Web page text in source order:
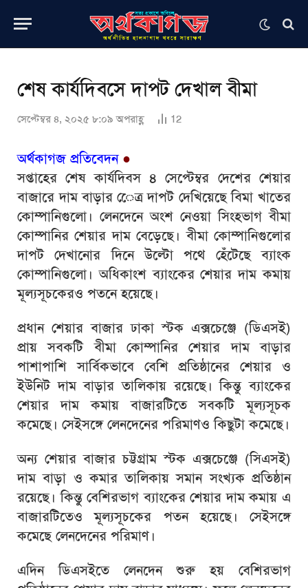
শেষ কার্যদিবসে দাপট দেখাল বীমা
সেপ্টেম্বর ৪, ২০২৫ ৮:০৯ অপরাহ্ণ 12
অর্থকাগজ প্রতিবেদন●
সপ্তাহের শেষ কার্যদিবস ৪ সেপ্টেম্বর দেশের শেয়ার
বাজারে দাম বাড়ার েেত্র দাপট দেখিয়েছে বিমা খাতের
কোম্পানিগুলো। লেনদেনে অংশ নেওয়া সিংহভাগ বীমা
কোম্পানির শেয়ার দাম বেড়েছে। বীমা কোম্পানিগুলোর
দাপট দেখানোর দিনে উল্টো পথে হেঁটেছে ব্যাংক
কোম্পানিগুলো। অধিকাংশ ব্যাংকের শেয়ার দাম কমায়
মূল্যসূচকেরও পতনে হয়েছে।
প্রধান শেয়ার বাজার ঢাকা স্টক এক্সচেঞ্জে (ডিএসই)
প্রায় সবকটি বীমা কোম্পানির শেয়ার দাম বাড়ার
পাশাপাশি সার্বিকভাবে বেশি প্রতিষ্ঠানের শেয়ার ও
ইউনিট দাম বাড়ার তালিকায় রয়েছে। কিন্তু ব্যাংকের
শেয়ার দাম কমায় বাজারটিতে সবকটি মূল্যসূচক
কমেছে। সেইসঙ্গে লেনদেনের পরিমাণও কিছুটা কমেছে।
অন্য শেয়ার বাজার চট্টগ্রাম স্টক এক্সচেঞ্জে (সিএসই)
দাম বাড়া ও কমার তালিকায় সমান সংখ্যক প্রতিষ্ঠান
রয়েছে। কিন্তু বেশিরভাগ ব্যাংকের শেয়ার দাম কমায় এ
বাজারটিতেও মূল্যসূচকের পতন হয়েছে। সেইসঙ্গে
কমেছে লেনদেনের পরিমাণ।
এদিন ডিএসইতে লেনদেন শুরু হয় বেশিরভাগ